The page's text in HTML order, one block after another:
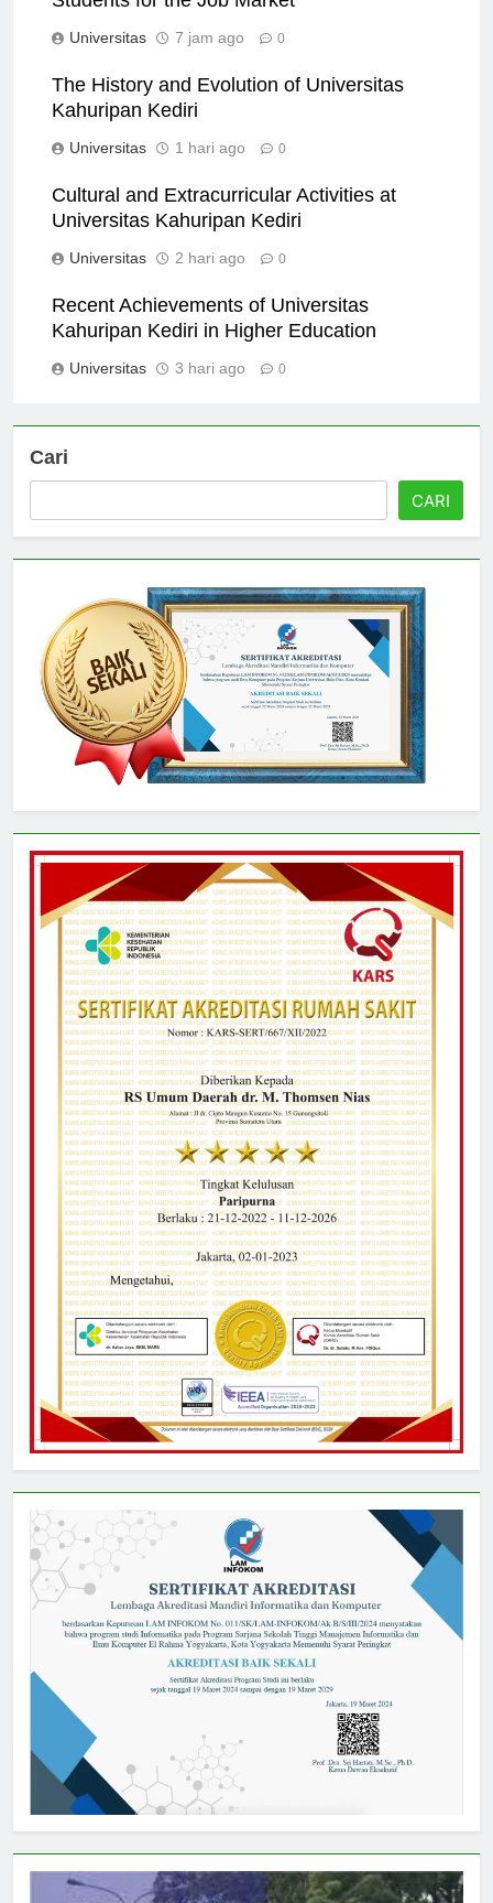
Universitas 7 jam ago 0
The History and Evolution of Universitas
Kahuripan Kediri
Universitas 1 hari ago 0
Cultural and Extracurricular Activities at
Universitas Kahuripan Kediri
Universitas 2 hari ago 0
Recent Achievements of Universitas
Kahuripan Kediri in Higher Education
Universitas 3 hari ago 0
Cari
CARI